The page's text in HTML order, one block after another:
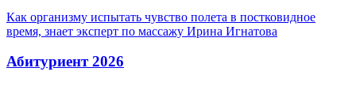
Как организму испытать чувство полета в постковидное
время, знает эксперт по массажу Ирина Игнатова
Абитуриент 2026